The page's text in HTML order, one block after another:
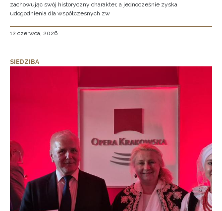
zachowując swój historyczny charakter, a jednocześnie zyska
udogodnienia dla współczesnych zw
12 czerwca, 2026
SIEDZIBA